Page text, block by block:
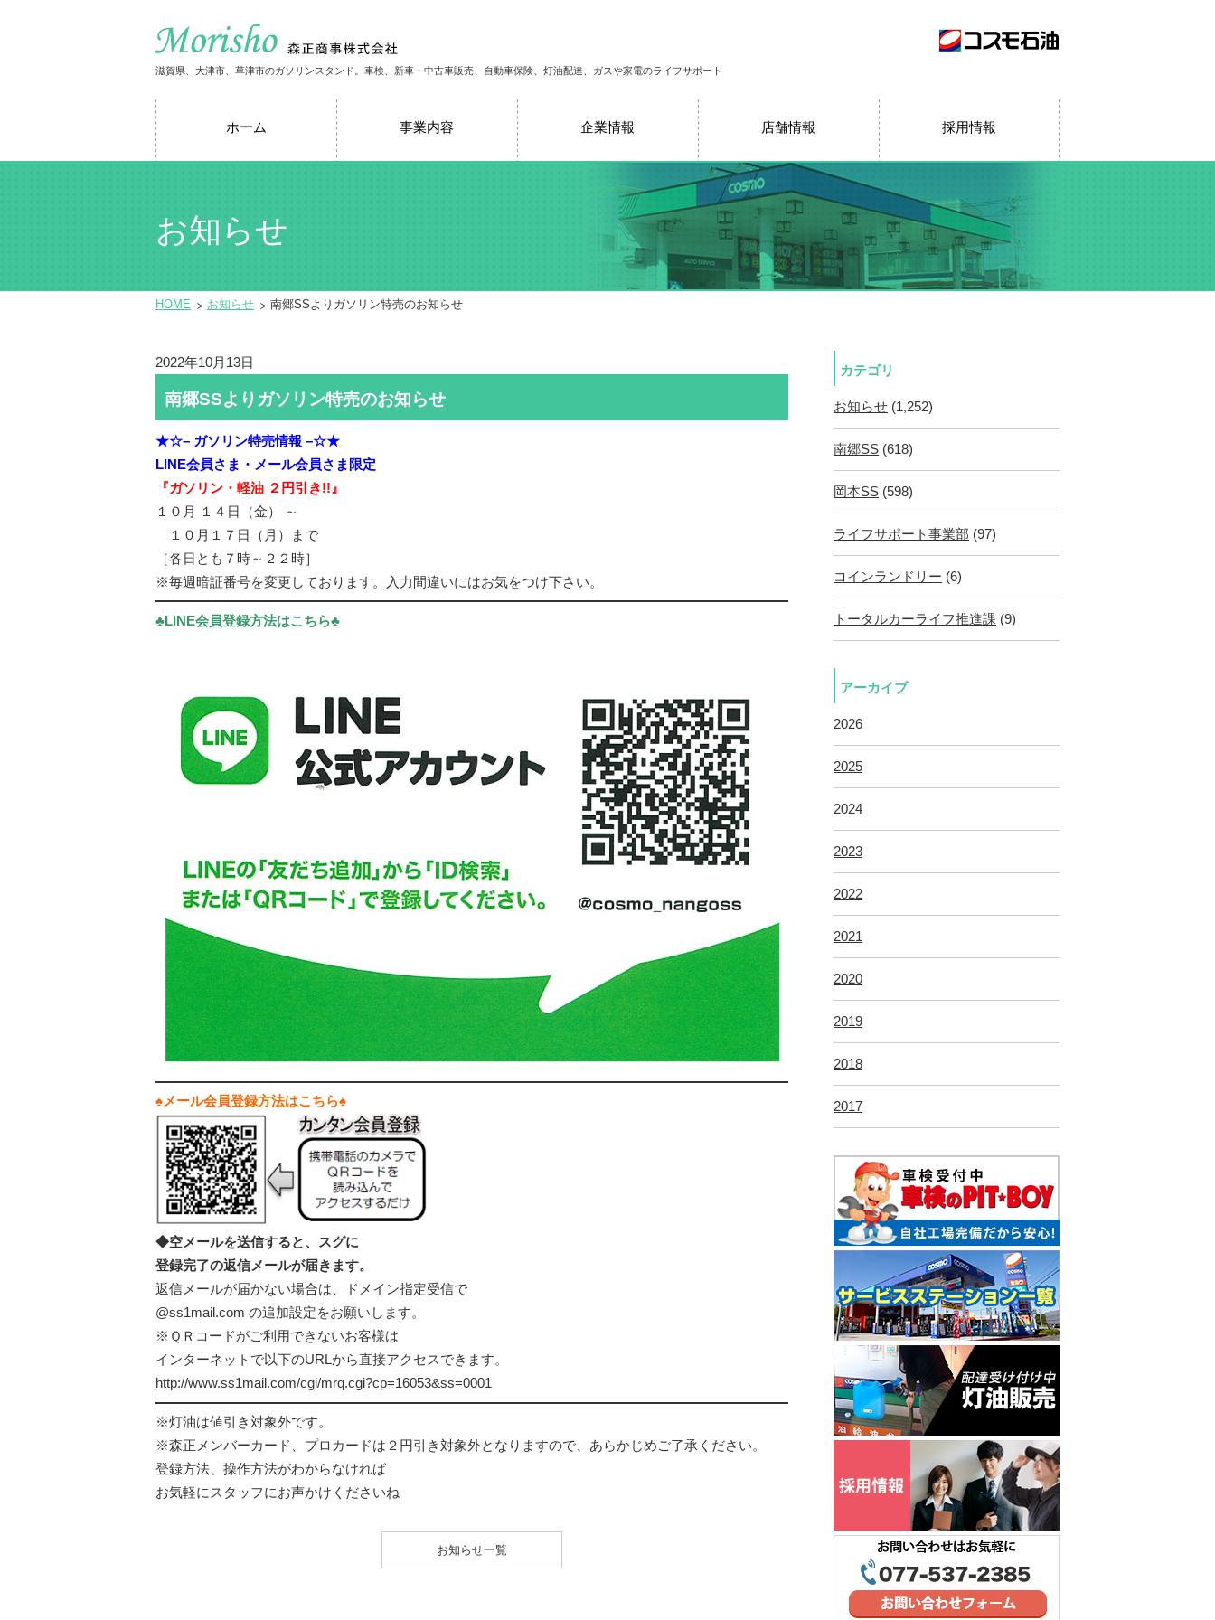
滋賀県、大津市、草津市のガソリンスタンド。車検、新車・中古車販売、自動車保険、灯油配達、ガスや家電のライフサポート
ホーム 事業内容 企業情報 店舗情報 採用情報
お知らせ
HOME お知らせ 南郷SSよりガソリン特売のお知らせ
2022年10月13日
南郷SSよりガソリン特売のお知らせ
★☆– ガソリン特売情報 –☆★
LINE会員さま・メール会員さま限定
『ガソリン・軽油 ２円引き!!』
１０月 １４日（金） ～
１０月１７日（月）まで
［各日とも７時～２２時］
※毎週暗証番号を変更しております。入力間違いにはお気をつけ下さい。
♣LINE会員登録方法はこちら♣
♠メール会員登録方法はこちら♠
◆空メールを送信すると、スグに
登録完了の返信メールが届きます。
返信メールが届かない場合は、ドメイン指定受信で
@ss1mail.com の追加設定をお願いします。
※ＱＲコードがご利用できないお客様は
インターネットで以下のURLから直接アクセスできます。
http://www.ss1mail.com/cgi/mrq.cgi?cp=16053&ss=0001
※灯油は値引き対象外です。
※森正メンバーカード、プロカードは２円引き対象外となりますので、あらかじめご了承ください。
登録方法、操作方法がわからなければ
お気軽にスタッフにお声かけくださいね
お知らせ一覧
カテゴリ
お知らせ (1,252)
南郷SS (618)
岡本SS (598)
ライフサポート事業部 (97)
コインランドリー (6)
トータルカーライフ推進課 (9)
アーカイブ
2026
2025
2024
2023
2022
2021
2020
2019
2018
2017